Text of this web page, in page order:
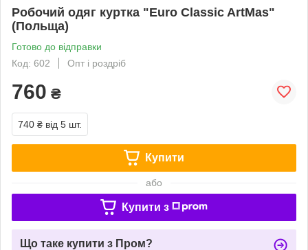
Робочий одяг куртка "Euro Classic ArtMas"
(Польща)
Готово до відправки
Код: 602
Опт і роздріб
760 ₴
740 ₴ від 5 шт.
Купити
або
Купити з
Що таке купити з Пром?